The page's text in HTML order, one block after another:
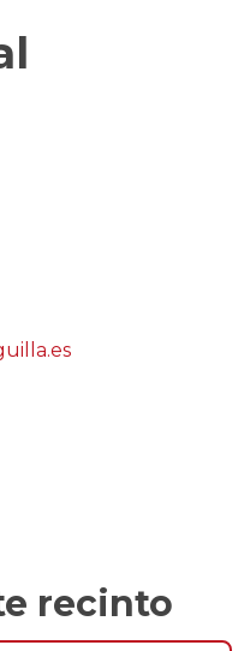
recinto